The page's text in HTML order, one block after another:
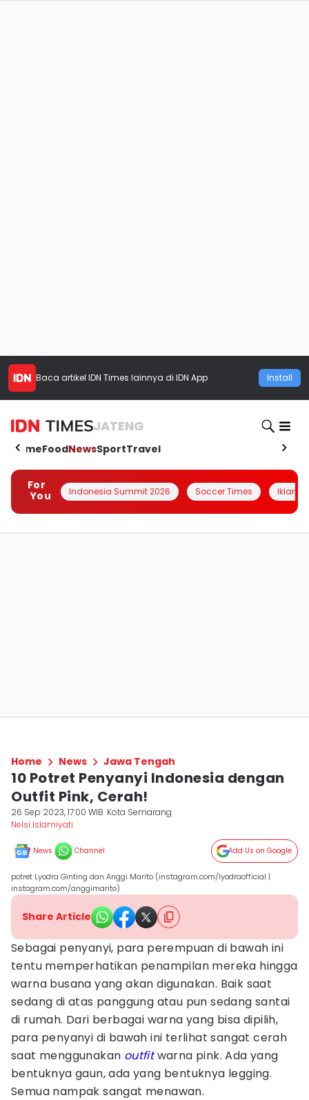
Baca artikel IDN Times lainnya di IDN App Install
JATENG
HomeFoodNewsSportTravel
For
You
Indonesia Summit 2026 Soccer Times Iklanin
Home News Jawa Tengah
10 Potret Penyanyi Indonesia dengan
Outfit Pink, Cerah!
26 Sep 2023, 17:00 WIB Kota Semarang
Nelsi Islamiyati
News Channel Add Us on Google
potret Lyodra Ginting dan Anggi Marito (instagram.com/lyodraofficial |
instagram.com/anggimarito)
Share Article
Sebagai penyanyi, para perempuan di bawah ini
tentu memperhatikan penampilan mereka hingga
warna busana yang akan digunakan. Baik saat
sedang di atas panggung atau pun sedang santai
di rumah. Dari berbagai warna yang bisa dipilih,
para penyanyi di bawah ini terlihat sangat cerah
saat menggunakan outfitwarna pink. Ada yang
bentuknya gaun, ada yang bentuknya legging.
Semua nampak sangat menawan.